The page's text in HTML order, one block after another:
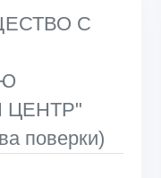
С
поверки)